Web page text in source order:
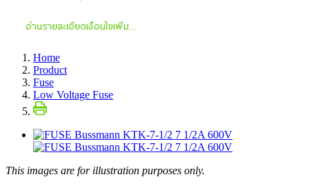
Home
Product
Fuse
Low Voltage Fuse
This images are for illustration purposes only.